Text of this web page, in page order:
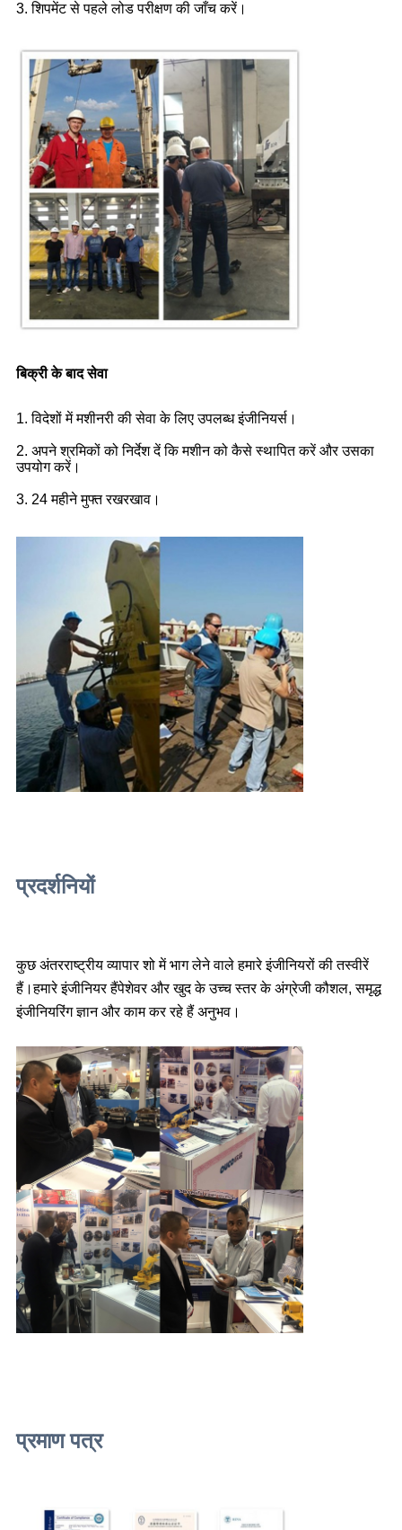
3. शिपमेंट से पहले लोड परीक्षण की जाँच करें।
बिक्री के बाद सेवा
1. विदेशों में मशीनरी की सेवा के लिए उपलब्ध इंजीनियर्स।
2. अपने श्रमिकों को निर्देश दें कि मशीन को कैसे स्थापित करें और उसका
उपयोग करें।
3. 24 महीने मुफ्त रखरखाव।
प्रदर्शनियों
कुछ अंतरराष्ट्रीय व्यापार शो में भाग लेने वाले हमारे इंजीनियरों की तस्वीरें
हैं।हमारे इंजीनियर हैंपेशेवर और खुद के उच्च स्तर के अंग्रेजी कौशल, समृद्ध
इंजीनियरिंग ज्ञान और काम कर रहे हैं अनुभव।
प्रमाण पत्र